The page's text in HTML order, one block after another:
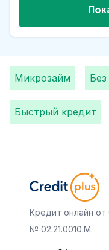
Микрозайм Без
Быстрый кредит
Кредит онлайн от
№ 02.21.0010.M.